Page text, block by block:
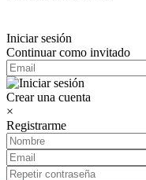
Iniciar sesión
Continuar como invitado
Crear una cuenta
×
Registrarme